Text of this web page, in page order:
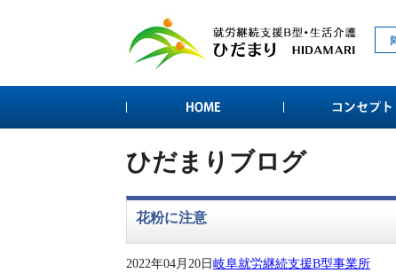
ひだまりブログ
花粉に注意
2022年04月20日岐阜就労継続支援B型事業所